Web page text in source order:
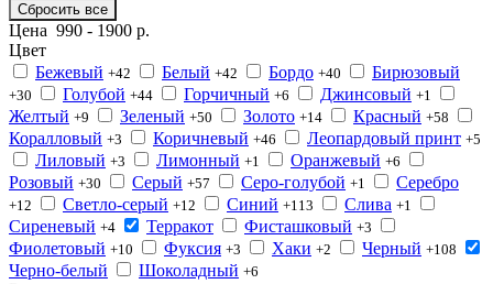
Сбросить все
Цена 990 - 1900 р.
Цвет
Бежевый +42 Белый +42 Бордо +40 Бирюзовый
+30 Голубой +44 Горчичный +6 Джинсовый +1
Желтый +9 Зеленый +50 Золото +14 Красный +58
Коралловый +3 Коричневый +46 Леопардовый принт +5
Лиловый +3 Лимонный +1 Оранжевый +6
Розовый +30 Серый +57 Серо-голубой +1 Серебро
+12 Светло-серый +12 Синий +113 Слива +1
Сиреневый +4 Терракот Фисташковый +3
Фиолетовый +10 Фуксия +3 Хаки +2 Черный +108
Черно-белый Шоколадный +6